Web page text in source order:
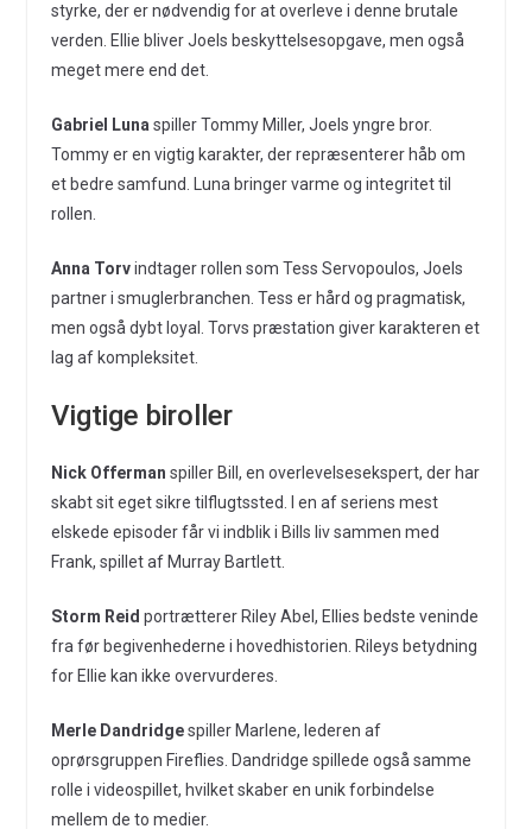
styrke, der er nødvendig for at overleve i denne brutale
verden. Ellie bliver Joels beskyttelsesopgave, men også
meget mere end det.
Gabriel Luna spiller Tommy Miller, Joels yngre bror.
Tommy er en vigtig karakter, der repræsenterer håb om
et bedre samfund. Luna bringer varme og integritet til
rollen.
Anna Torvindtager rollen som Tess Servopoulos, Joels
partner i smuglerbranchen. Tess er hård og pragmatisk,
men også dybt loyal. Torvs præstation giver karakteren et
lag af kompleksitet.
Vigtige biroller
Nick Offerman spiller Bill, en overlevelsesekspert, der har
skabt sit eget sikre tilflugtssted. I en af seriens mest
elskede episoder får vi indblik i Bills liv sammen med
Frank, spillet af Murray Bartlett.
Storm Reid portrætterer Riley Abel, Ellies bedste veninde
fra før begivenhederne i hovedhistorien. Rileys betydning
for Ellie kan ikke overvurderes.
Merle Dandridgespiller Marlene, lederen af
oprørsgruppen Fireflies. Dandridge spillede også samme
rolle i videospillet, hvilket skaber en unik forbindelse
mellem de to medier.